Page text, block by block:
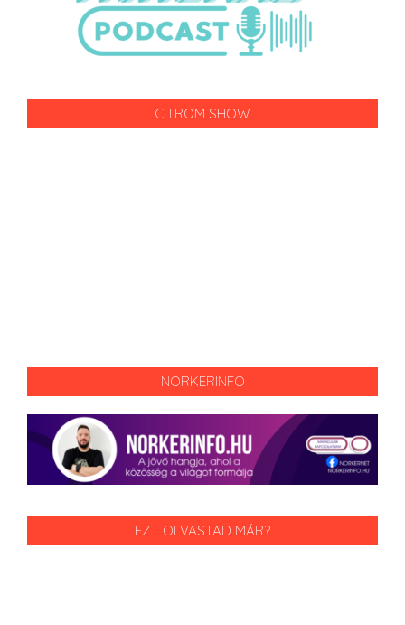
CITROM SHOW
NORKERINFO
EZT OLVASTAD MÁR?